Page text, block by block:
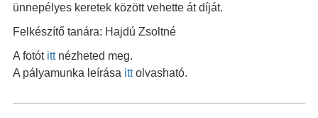
ünnepélyes keretek között vehette át díját.
Felkészítő tanára: Hajdú Zsoltné
A fotót ittnézheted meg.
A pályamunka leírása ittolvasható.